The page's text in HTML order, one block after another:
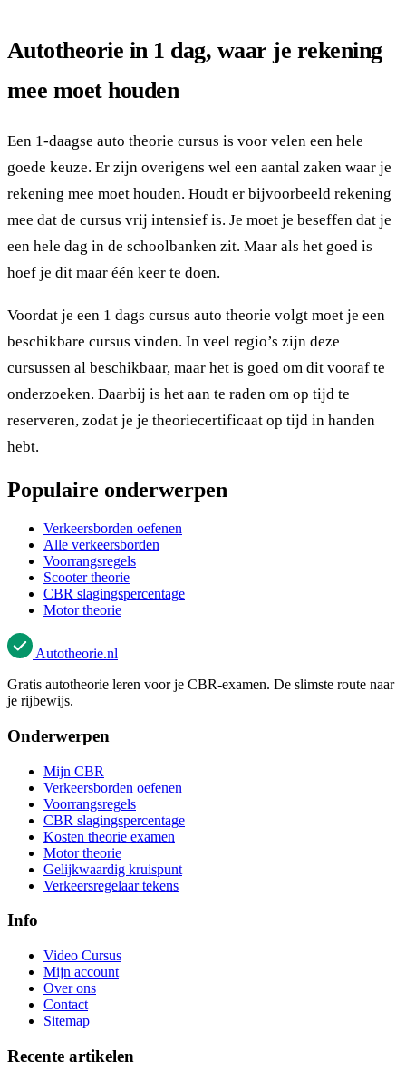
Autotheorie in 1 dag, waar je rekening
mee moet houden
Een 1-daagse auto theorie cursus is voor velen een hele
goede keuze. Er zijn overigens wel een aantal zaken waar je
rekening mee moet houden. Houdt er bijvoorbeeld rekening
mee dat de cursus vrij intensief is. Je moet je beseffen dat je
een hele dag in de schoolbanken zit. Maar als het goed is
hoef je dit maar één keer te doen.
Voordat je een 1 dags cursus auto theorie volgt moet je een
beschikbare cursus vinden. In veel regio’s zijn deze
cursussen al beschikbaar, maar het is goed om dit vooraf te
onderzoeken. Daarbij is het aan te raden om op tijd te
reserveren, zodat je je theoriecertificaat op tijd in handen
hebt.
Populaire onderwerpen
Verkeersborden oefenen
Alle verkeersborden
Voorrangsregels
Scooter theorie
CBR slagingspercentage
Motor theorie
Autotheorie.nl
Gratis autotheorie leren voor je CBR-examen. De slimste route naar
je rijbewijs.
Onderwerpen
Mijn CBR
Verkeersborden oefenen
Voorrangsregels
CBR slagingspercentage
Kosten theorie examen
Motor theorie
Gelijkwaardig kruispunt
Verkeersregelaar tekens
Info
Video Cursus
Mijn account
Over ons
Contact
Sitemap
Recente artikelen